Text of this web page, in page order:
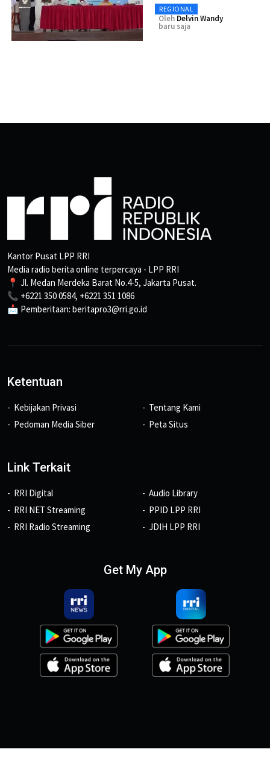
REGIONAL
Oleh Delvin Wandy
baru saja
Kantor Pusat LPP RRI
Media radio berita online terpercaya - LPP RRI
📍 Jl. Medan Merdeka Barat No.4-5, Jakarta Pusat.
📞 +6221 350 0584, +6221 351 1086
📩 Pemberitaan: beritapro3@rri.go.id
Ketentuan
Kebijakan Privasi
Pedoman Media Siber
Tentang Kami
Peta Situs
Link Terkait
RRI Digital
RRI NET Streaming
RRI Radio Streaming
Audio Library
PPID LPP RRI
JDIH LPP RRI
Get My App